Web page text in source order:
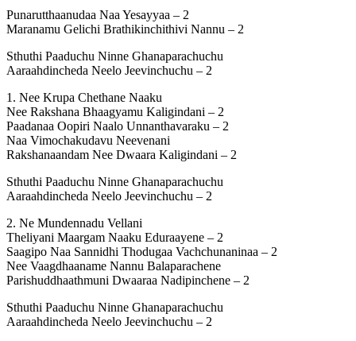
Punarutthaanudaa Naa Yesayyaa – 2
Maranamu Gelichi Brathikinchithivi Nannu – 2
Sthuthi Paaduchu Ninne Ghanaparachuchu
Aaraahdincheda Neelo Jeevinchuchu – 2
1. Nee Krupa Chethane Naaku
Nee Rakshana Bhaagyamu Kaligindani – 2
Paadanaa Oopiri Naalo Unnanthavaraku – 2
Naa Vimochakudavu Neevenani
Rakshanaandam Nee Dwaara Kaligindani – 2
Sthuthi Paaduchu Ninne Ghanaparachuchu
Aaraahdincheda Neelo Jeevinchuchu – 2
2. Ne Mundennadu Vellani
Theliyani Maargam Naaku Eduraayene – 2
Saagipo Naa Sannidhi Thodugaa Vachchunaninaa – 2
Nee Vaagdhaaname Nannu Balaparachene
Parishuddhaathmuni Dwaaraa Nadipinchene – 2
Sthuthi Paaduchu Ninne Ghanaparachuchu
Aaraahdincheda Neelo Jeevinchuchu – 2